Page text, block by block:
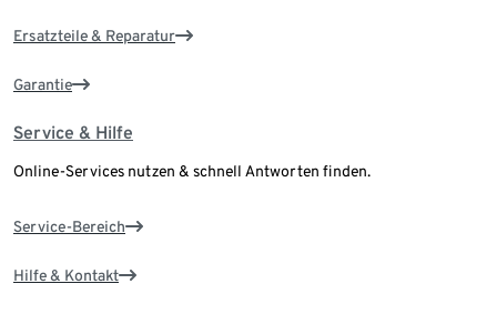
Ersatzteile & Reparatur
Garantie
Service & Hilfe
Online-Services nutzen & schnell Antworten finden.
Service-Bereich
Hilfe & Kontakt